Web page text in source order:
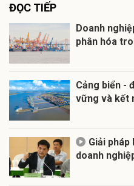
ĐỌC TIẾP
Doanh
phân hóa
Cảng biển -
vững và kết
Giải
doanh